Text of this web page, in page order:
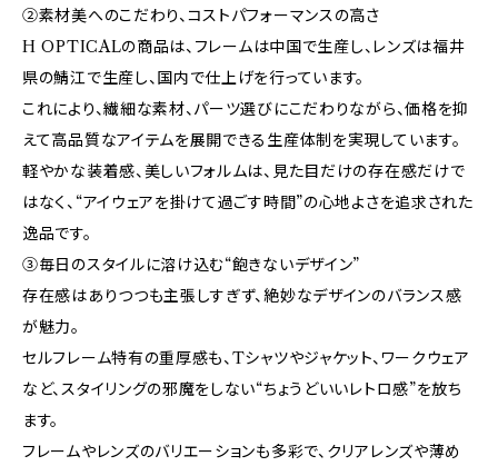
②素材美へのこだわり、コストパフォーマンスの高さ
H OPTICALの商品は、フレームは中国で生産し、レンズは福井
県の鯖江で生産し、国内で仕上げを行っています。
これにより、繊細な素材、パーツ選びにこだわりながら、価格を抑
えて高品質なアイテムを展開できる生産体制を実現しています。
軽やかな装着感、美しいフォルムは、見た目だけの存在感だけで
はなく、“アイウェアを掛けて過ごす時間”の心地よさを追求された
逸品です。
③毎日のスタイルに溶け込む“飽きないデザイン”
存在感はありつつも主張しすぎず、絶妙なデザインのバランス感
が魅力。
セルフレーム特有の重厚感も、Tシャツやジャケット、ワークウェア
など、スタイリングの邪魔をしない“ちょうどいいレトロ感”を放ち
ます。
フレームやレンズのバリエーションも多彩で、クリアレンズや薄め